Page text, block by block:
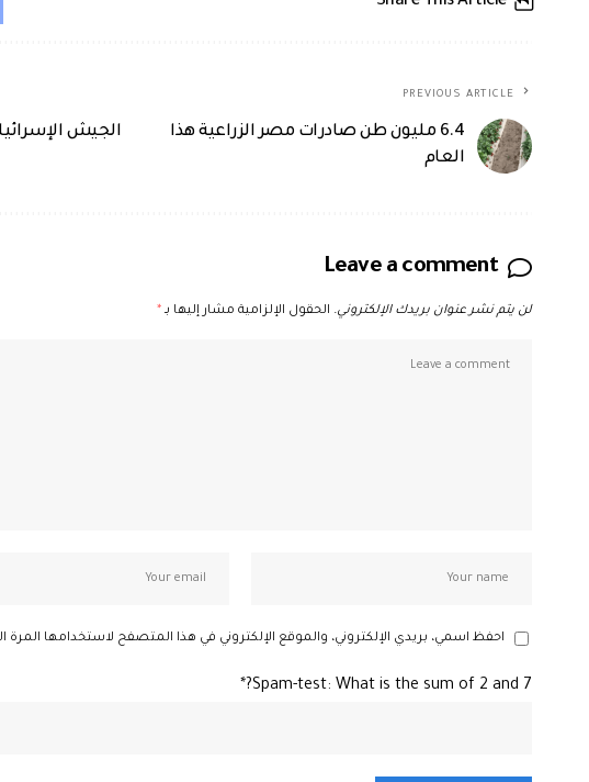
PREVIOUS ARTICLE
6.4 مليون طن صادرات مصر الزراعية هذا
العام
الجيش
Leave a comment
لن يتم نشر عنوان بريدك الإلكتروني. الحقول الإلزامية مشار إليها بـ*
احفظ اسمي، بريدي الإلكتروني، والموقع الإلكتروني في هذا المتصفح لاستخدامها المرة
Spam-test: What is the sum of 2 and 7?*